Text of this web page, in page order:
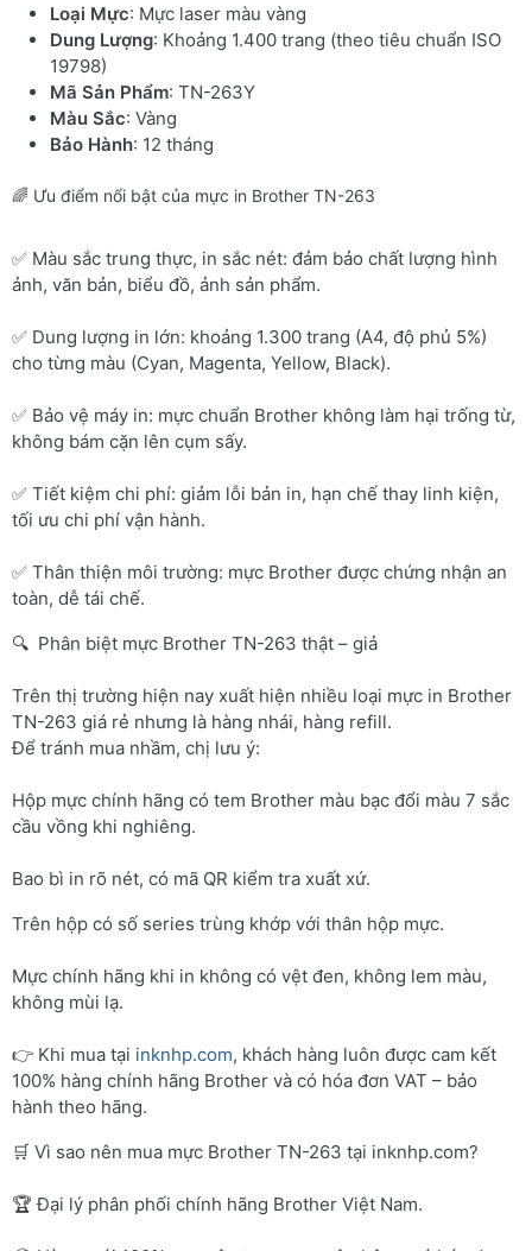
Loại Mực: Mực laser màu vàng
Dung Lượng: Khoảng 1.400 trang (theo tiêu chuẩn ISO
19798)
Mã Sản Phẩm: TN-263Y
Màu Sắc: Vàng
Bảo Hành: 12 tháng
🌈 Ưu điểm nổi bật của mực in Brother TN-263
✅ Màu sắc trung thực, in sắc nét: đảm bảo chất lượng hình
ảnh, văn bản, biểu đồ, ảnh sản phẩm.
✅ Dung lượng in lớn: khoảng 1.300 trang (A4, độ phủ 5%)
cho từng màu (Cyan, Magenta, Yellow, Black).
✅ Bảo vệ máy in: mực chuẩn Brother không làm hại trống từ,
không bám cặn lên cụm sấy.
✅ Tiết kiệm chi phí: giảm lỗi bản in, hạn chế thay linh kiện,
tối ưu chi phí vận hành.
✅ Thân thiện môi trường: mực Brother được chứng nhận an
toàn, dễ tái chế.
🔍 Phân biệt mực Brother TN-263 thật – giả
Trên thị trường hiện nay xuất hiện nhiều loại mực in Brother
TN-263 giá rẻ nhưng là hàng nhái, hàng refill.
Để tránh mua nhầm, chị lưu ý:
Hộp mực chính hãng có tem Brother màu bạc đổi màu 7 sắc
cầu vồng khi nghiêng.
Bao bì in rõ nét, có mã QR kiểm tra xuất xứ.
Trên hộp có số series trùng khớp với thân hộp mực.
Mực chính hãng khi in không có vệt đen, không lem màu,
không mùi lạ.
👉 Khi mua tại inknhp.com, khách hàng luôn được cam kết
100% hàng chính hãng Brother và có hóa đơn VAT – bảo
hành theo hãng.
🛒 Vì sao nên mua mực Brother TN-263 tại inknhp.com?
🏆 Đại lý phân phối chính hãng Brother Việt Nam.